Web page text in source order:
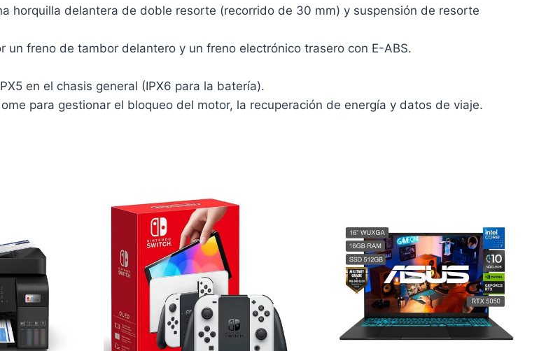
horquilla delantera de doble resorte (recorrido de 30 mm) y suspensión de resorte
freno de tambor delantero y un freno electrónico trasero con E-ABS.
en el chasis general (IPX6 para la batería).
para gestionar el bloqueo del motor, la recuperación de energía y datos de viaje.